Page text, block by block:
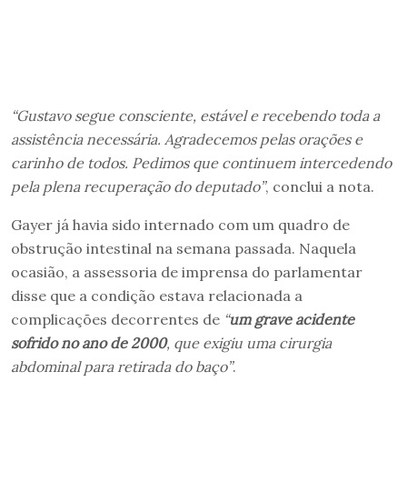
“Gustavo segue consciente, estável e recebendo toda a
assistência necessária. Agradecemos pelas orações e
carinho de todos. Pedimos que continuem intercedendo
pela plena recuperação do deputado”, conclui a nota.
Gayer já havia sido internado com um quadro de
obstrução intestinal na semana passada. Naquela
ocasião, a assessoria de imprensa do parlamentar
disse que a condição estava relacionada a
complicações decorrentes de “um grave acidente
sofrido no ano de 2000, que exigiu uma cirurgia
abdominal para retirada do baço”.